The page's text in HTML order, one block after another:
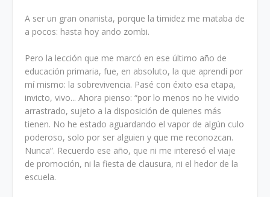
A ser un gran onanista, porque la timidez me mataba de
a pocos: hasta hoy ando zombi.
Pero la lección que me marcó en ese último año de
educación primaria, fue, en absoluto, la que aprendí por
mí mismo: la sobrevivencia. Pasé con éxito esa etapa,
invicto, vivo... Ahora pienso: “por lo menos no he vivido
arrastrado, sujeto a la disposición de quienes más
tienen. No he estado aguardando el vapor de algún culo
poderoso, solo por ser alguien y que me reconozcan.
Nunca”. Recuerdo ese año, que ni me interesó el viaje
de promoción, ni la fiesta de clausura, ni el hedor de la
escuela.